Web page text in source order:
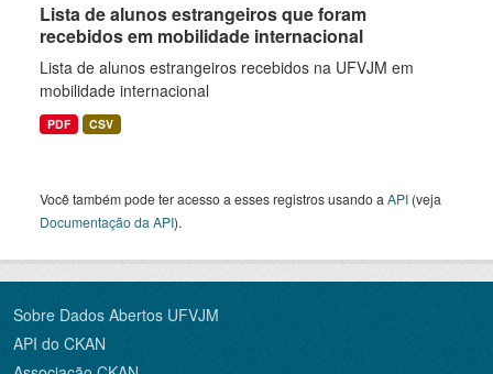
Lista de alunos estrangeiros que foram
recebidos em mobilidade internacional
Lista de alunos estrangeiros recebidos na UFVJM em
mobilidade internacional
PDF CSV
Você também pode ter acesso a esses registros usando a API (veja
Documentação da API).
Sobre Dados Abertos UFVJM
API do CKAN